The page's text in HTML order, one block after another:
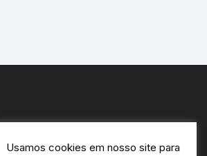
Usamos cookies em nosso site para